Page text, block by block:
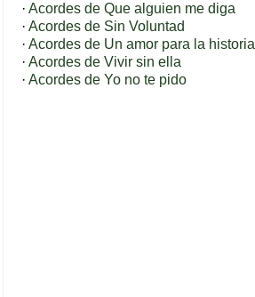
· Acordes de Que alguien me diga
· Acordes de Sin Voluntad
· Acordes de Un amor para la historia
· Acordes de Vivir sin ella
· Acordes de Yo no te pido